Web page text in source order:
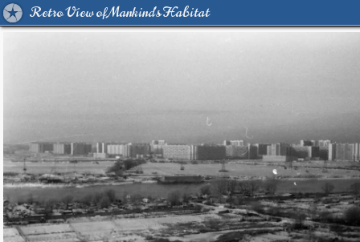
Retro View of Mankind's Habitat